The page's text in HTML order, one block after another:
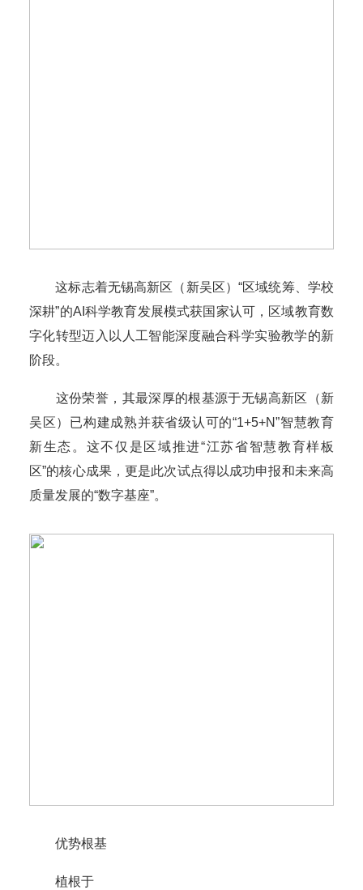
这标志着无锡高新区（新吴区）“区域统筹、学校
深耕”的AI科学教育发展模式获国家认可，区域教育数
字化转型迈入以人工智能深度融合科学实验教学的新
阶段。
这份荣誉，其最深厚的根基源于无锡高新区（新
吴区）已构建成熟并获省级认可的“1+5+N”智慧教育
新生态。这不仅是区域推进“江苏省智慧教育样板
区”的核心成果，更是此次试点得以成功申报和未来高
质量发展的“数字基座”。
优势根基
植根于